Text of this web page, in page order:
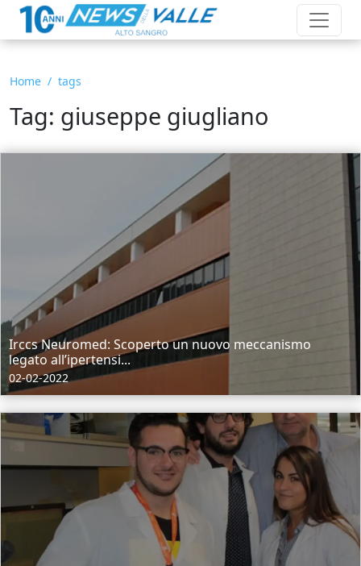
Home tags
Tag: giuseppe giugliano
Irccs Neuromed: Scoperto un nuovo meccanismo
legato all’ipertensi...
02-02-2022